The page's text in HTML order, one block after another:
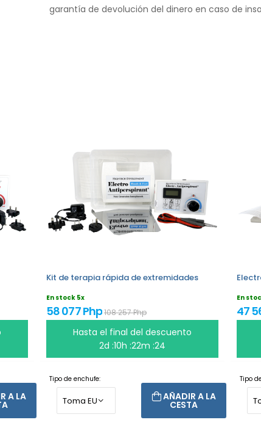
garantía de devolución del dinero en caso de
A LA
Kit de terapia rápida de extremidades
En stock 5x
58 077 Php108 257 Php
Hasta el final del descuento
2d :10h :22m :24
Tipo de enchufe:
AÑADIR A LA
CESTA
En
47
Tipo